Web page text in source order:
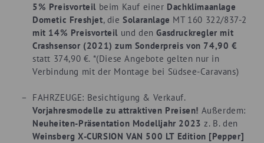
5% Preisvorteil beim Kauf einer Dachklimaanlage
Dometic Freshjet, dieSolaranlage MT 160 322/837-2
mit 14% Preisvorteil und denGasdruckregler mit
Crashsensor (2021) zum Sonderpreis von 74,90 €
statt 374,90 €. *(Diese Angebote gelten nur in
Verbindung mit der Montage bei Südsee-Caravans)
FAHRZEUGE: Besichtigung & Verkauf.
Vorjahresmodelle zu attraktiven Preisen! Außerdem:
Neuheiten-Präsentation Modelljahr 2023 z. B. den
Weinsberg X-CURSION VAN 500 LT Edition [Pepper]